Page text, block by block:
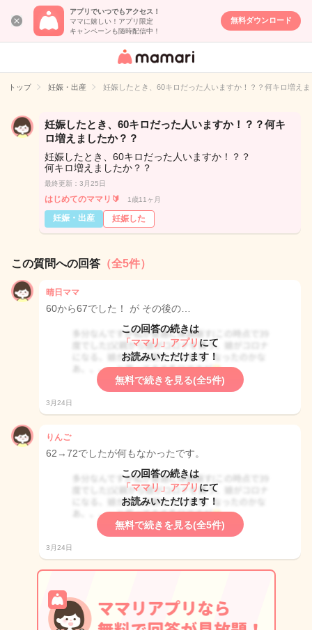
アプリでいつでもアクセス！
ママに嬉しい！アプリ限定
キャンペーンも随時配信中！
無料ダウンロード
女性専用匿名QA
イト
トップ 妊娠・出産 妊娠したとき、60キロだった人いますか！？？何キロ増え
妊娠したとき、60キロだった人いますか！？？何キ
ロ増えましたか？？
妊娠したとき、60キロだった人いますか！？？
何キロ増えましたか？？
最終更新：3月25日
はじめてのママリ🔰 1歳11ヶ月
妊娠・出産 妊娠した
この質問への回答 （全5件）
晴日ママ
60から67でした！ が その後の…
この回答の続きは
「ママリ」アプリ にて
お読みいただけます！
無料で続きを見る(全5件)
3月24日
りんご
62→72でしたが何もなかったです。
この回答の続きは
「ママリ」アプリ にて
お読みいただけます！
無料で続きを見る(全5件)
3月24日